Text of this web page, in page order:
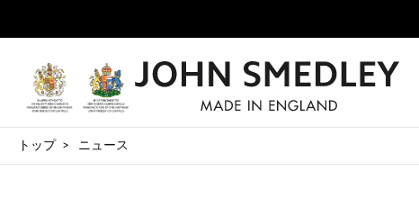
トップ ニュース